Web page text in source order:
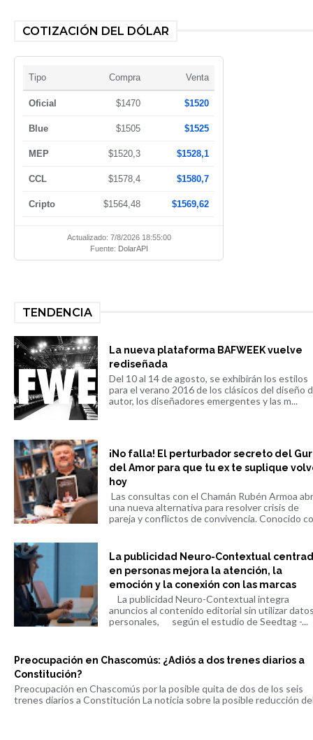
COTIZACIÓN DEL DÓLAR
Tipo Compra Venta
Oficial $1470 $1520
Blue $1505 $1525
MEP $1520,3 $1528,1
CCL $1578,4 $1580,7
Cripto $1564,48 $1569,62
Actualizado: 7/8/2026 18:55:00
Fuente: DolarAPI
TENDENCIA
La nueva plataforma BAFWEEK vuelve
rediseñada
Del 10 al 14 de agosto, se exhibirán los estilos
para el verano 2016 de los clásicos del diseño
autor, los diseñadores emergentes y las m...
¡No falla! El perturbador secreto del
del Amor para que tu ex te suplique
hoy
Las consultas con el Chamán Rubén Armoa
una nueva alternativa para resolver crisis de
pareja y conflictos de convivencia. Conocido
La publicidad Neuro-Contextual
en personas mejora la atención, la
emoción y la conexión con las marcas
La publicidad Neuro-Contextual integra
anuncios al contenido editorial sin utilizar
personales, según el estudio de Seedtag -...
Preocupación en Chascomús: ¿Adiós a dos trenes diarios a
Constitución?
Preocupación en Chascomús por la posible quita de dos de los seis
trenes diarios a Constitución La noticia sobre la posible reducción